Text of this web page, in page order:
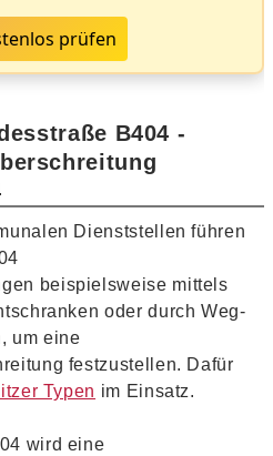
prüfen
B404 -
Dienststellen führen
beispielsweise mittels
oder durch Weg-
um eine
festzustellen. Dafür
Typen im Einsatz.
wird eine